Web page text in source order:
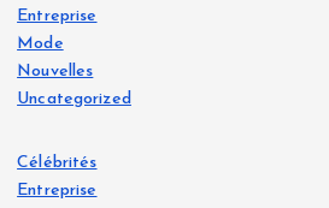
Entreprise
Mode
Nouvelles
Uncategorized
Célébrités
Entreprise